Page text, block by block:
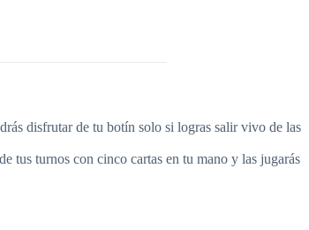
disfrutar de tu botín solo si logras salir vivo de las
tus turnos con cinco cartas en tu mano y las jugarás